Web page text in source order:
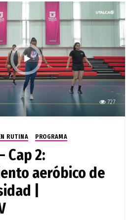
727
RUTINA PROGRAMA
Cap 2:
aeróbico de
|